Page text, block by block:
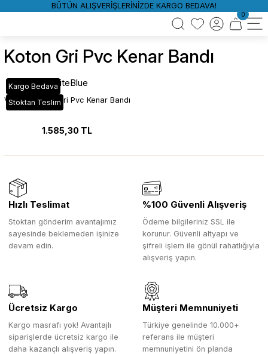
BÜTÜN ALIŞVERİŞLERİNİZDE KARGO BEDAVA!
0
Koton Gri Pvc Kenar Bandı
Kargo Bedava
Stoktan Teslim
WhiteBlue
VT_297 Koton Gri Pvc Kenar Bandı
1.585,30 TL
Hızlı Teslimat
Stoktan gönderim avantajımız
sayesinde beklemeden işinize
devam edin.
%100 Güvenli Alışveriş
Ödeme bilgileriniz SSL ile
korunur. Güvenli altyapı ve
şifreli işlem ile gönül rahatlığıyla
alışveriş yapın.
Ücretsiz Kargo
Kargo masrafı yok! Avantajlı
siparişlerde ücretsiz kargo ile
daha kazançlı alışveriş yapın.
Müşteri Memnuniyeti
Türkiye genelinde 10.000+
referans ile müşteri
memnuniyetini ön planda